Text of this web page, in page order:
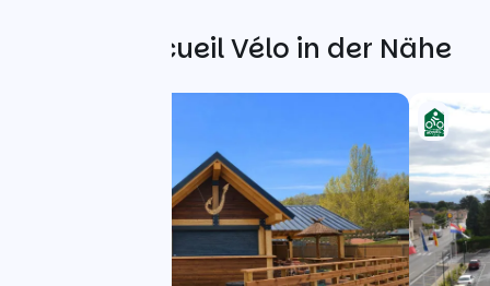
Weitere Accueil Vélo in der Nähe